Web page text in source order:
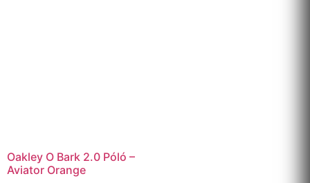
Oakley O Bark 2.0 Póló –
Aviator Orange